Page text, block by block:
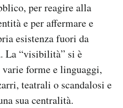
per reagire alla
e per affermare e
esistenza fuori da
La “visibilità” si è
forme e linguaggi,
teatrali o scandalosi e
sua centralità.